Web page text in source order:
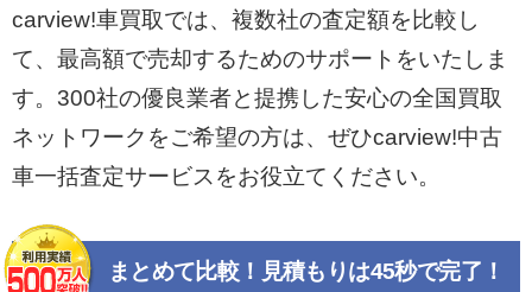
carview!車買取では、複数社の査定額を比較し
て、最高額で売却するためのサポートをいたしま
す。300社の優良業者と提携した安心の全国買取
ネットワークをご希望の方は、ぜひcarview!中古
車一括査定サービスをお役立てください。
まとめて比較！見積もりは45秒で完了！